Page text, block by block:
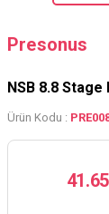
Presonus
NSB 8.8
Ürün Kodu :